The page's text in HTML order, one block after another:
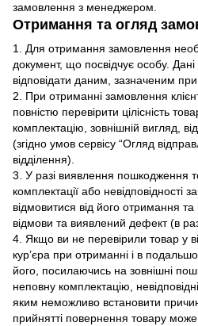
замовлення з менеджером.
Отримання та огляд
1. Для отримання замовлення
документ, що посвідчує особу.
відповідати даним, зазначеним
2. При отриманні замовлення
повністю перевірити цілісність
комплектацію, зовнішній вигляд,
(згідно умов сервісу “Огляд
відділення).
3. У разі виявлення пошкодження
комплектації або невідповідності
відмовитися від його отримання
відмови та виявлений дефект (в
4. Якщо ви не перевірили товар у
кур’єра при отриманні і в
його, посилаючись на зовнішні
неповну комплектацію,
яким неможливо встановити
прийнятті повернення товару